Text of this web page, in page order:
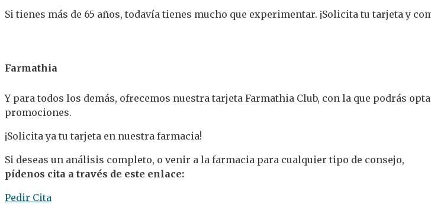
Si tienes más de 65 años, todavía tienes mucho que experimentar. ¡Solicita tu tarjeta y
Farmathia
Y para todos los demás, ofrecemos nuestra tarjeta Farmathia Club, con la que podrás
promociones.
¡Solicita ya tu tarjeta en nuestra farmacia!
Si deseas un análisis completo, o venir a la farmacia para cualquier tipo de consejo,
pídenos cita a través de este enlace:
Pedir Cita